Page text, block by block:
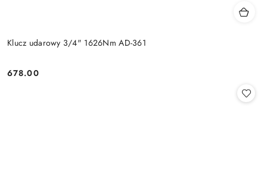
Klucz udarowy 3/4" 1626Nm AD-361
Cena:
678.00